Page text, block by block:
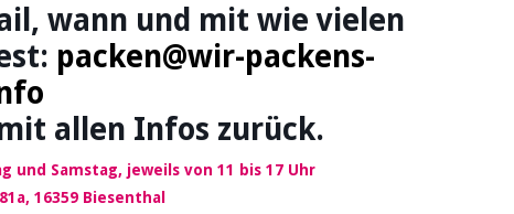
wann und mit wie vielen
packen@wir-packens-
allen Infos zurück.
und Samstag, jeweils von 11 bis 17 Uhr
16359 Biesenthal